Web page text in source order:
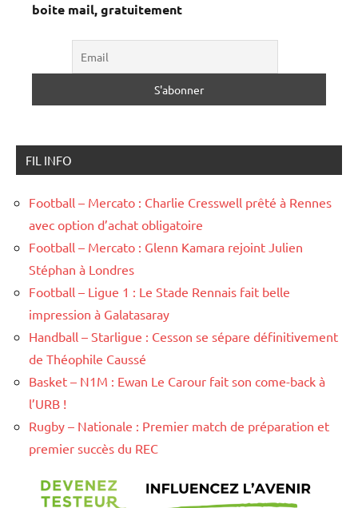
boite mail, gratuitement
FIL INFO
Football – Mercato : Charlie Cresswell prêté à Rennes
avec option d’achat obligatoire
Football – Mercato : Glenn Kamara rejoint Julien
Stéphan à Londres
Football – Ligue 1 : Le Stade Rennais fait belle
impression à Galatasaray
Handball – Starligue : Cesson se sépare définitivement
de Théophile Caussé
Basket – N1M : Ewan Le Carour fait son come-back à
l’URB !
Rugby – Nationale : Premier match de préparation et
premier succès du REC